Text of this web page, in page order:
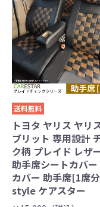
送料無料
トヨタ ヤリス ヤリ
ブリット 専用設計
ク柄 プレイド レザ
助手席シートカバー
カバー 助手席[1席
style ケアスター